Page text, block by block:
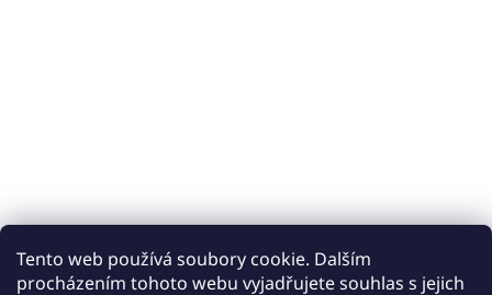
Tento web používá soubory cookie. Dalším
procházením tohoto webu vyjadřujete souhlas s jejich